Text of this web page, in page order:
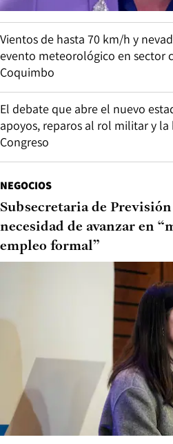
Vientos de hasta 70 km/h y
evento meteorológico en sector
Coquimbo
El debate que abre el nuevo
apoyos, reparos al rol militar y
Congreso
NEGOCIOS
Subsecretaria de
necesidad de avanzar en
empleo formal”